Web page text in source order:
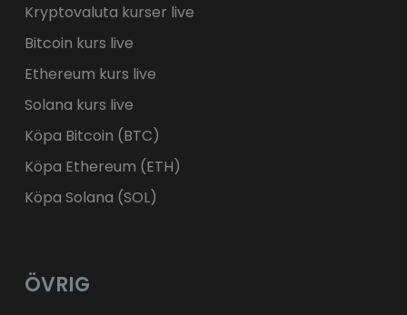
Kryptovaluta kurser live
Bitcoin kurs live
Ethereum kurs live
Solana kurs live
Köpa Bitcoin (BTC)
Köpa Ethereum (ETH)
Köpa Solana (SOL)
ÖVRIG